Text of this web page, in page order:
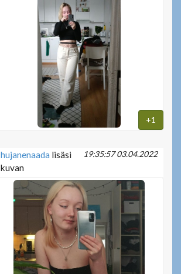
+1
19:35:57 03.04.2022
hujanenaada lisäsi
kuvan